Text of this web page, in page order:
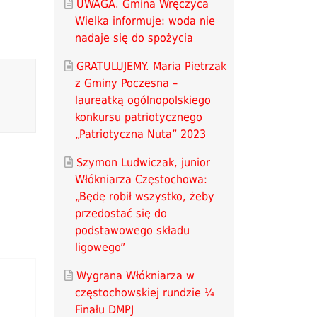
UWAGA. Gmina Wręczyca
Wielka informuje: woda nie
nadaje się do spożycia
GRATULUJEMY. Maria Pietrzak
z Gminy Poczesna –
laureatką ogólnopolskiego
konkursu patriotycznego
„Patriotyczna Nuta” 2023
Szymon Ludwiczak, junior
Włókniarza Częstochowa:
„Będę robił wszystko, żeby
przedostać się do
podstawowego składu
ligowego”
Wygrana Włókniarza w
częstochowskiej rundzie ¼
Finału DMPJ